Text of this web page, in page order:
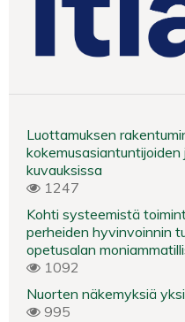
Luottamuksen
kuvauksissa
1247
Kohti systeemistä
perheiden hyvinvoinnin
opetusalan
1092
Nuorten näkemyksiä
995